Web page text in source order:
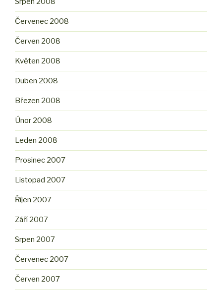
Červenec 2008
Červen 2008
Květen 2008
Duben 2008
Březen 2008
Únor 2008
Leden 2008
Prosinec 2007
Listopad 2007
Říjen 2007
Září 2007
Srpen 2007
Červenec 2007
Červen 2007